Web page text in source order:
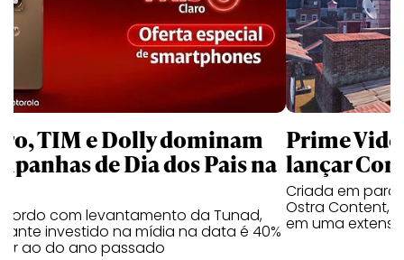
TIM e Dolly dominam
de Dia dos Pais na
com levantamento da Tunad,
investido na mídia na data é 40%
ao do ano passado
Prime
lançar
Criada em
Ostra Content,
em uma